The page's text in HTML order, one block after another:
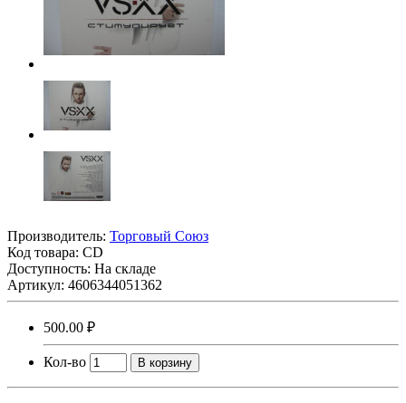
Производитель: Торговый Союз
Код товара: CD
Доступность: На складе
Артикул: 4606344051362
500.00 ₽
Кол-во В корзину